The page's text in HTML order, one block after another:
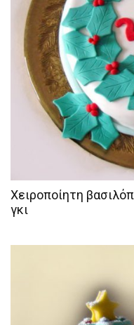
Χειροποίητη
γκι